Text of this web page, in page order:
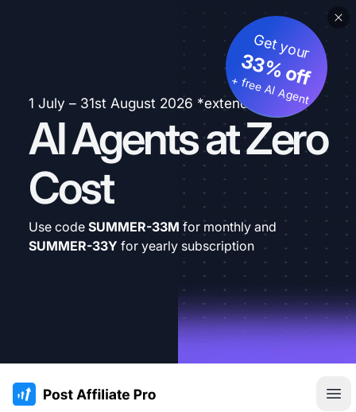
1 July – 31st August 2026 *extended
AI Agents at Zero
Cost
Get your
33% off
+ free AI Agent
Use code SUMMER-33M for monthly and
SUMMER-33Y for yearly subscription
:site.title